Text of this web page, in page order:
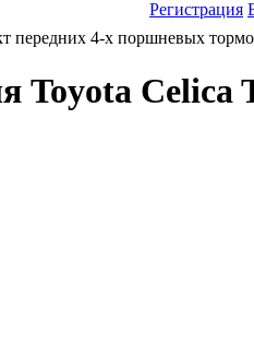
Регистрация
передних 4-х поршневых
Toyota Celica